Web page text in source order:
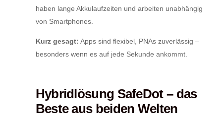
haben lange Akkulaufzeiten und arbeiten unabhängig
von Smartphones.
Kurz gesagt: Apps sind flexibel, PNAs zuverlässig –
besonders wenn es auf jede Sekunde ankommt.
Hybridlösung SafeDot – das
Beste aus beiden Welten